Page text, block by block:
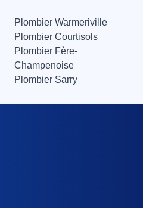
Plombier Warmeriville
Plombier Courtisols
Plombier Fère-
Champenoise
Plombier Sarry